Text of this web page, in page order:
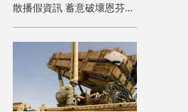
散播假資訊 蓄意破壞恩芬天
奴權威